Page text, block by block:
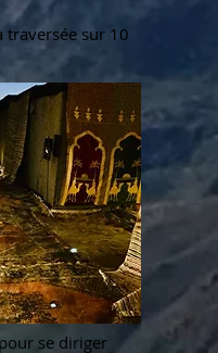
traversée sur 10
se diriger